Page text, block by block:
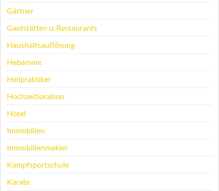
Gärtner
Gaststätten u. Restaurants
Haushaltsauflösung
Hebamme
Heilpraktiker
Hochzeitlocation
Hotel
Immobilien
Immobilienmakler
Kampfsportschule
Karate